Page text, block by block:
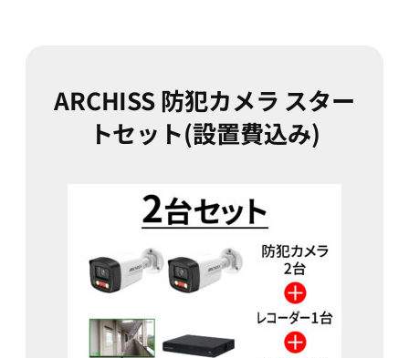
ARCHISS 防犯カメラ スター
トセット(設置費込み)